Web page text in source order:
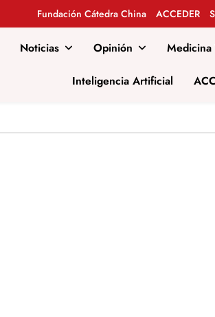
Fundación Cátedra China ACCEDER
Noticias Opinión Medicina
Inteligencia Artificial